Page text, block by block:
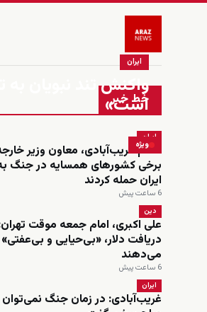
خط خبر
ویژه
ایران
واکنش تند نبویان به
است»
ایران
کاظم غریب‌آبادی، معاون وزیر
برخی کشورهای همسایه در جنگ
ایران حمله کردند
6 ساعت پیش
دین
علی اکبری، امام جمعه موقت تهران:
دریافت دلار، «بی‌حیایی و
می‌دهند
6 ساعت پیش
ایران
غریب‌آبادی: در زمان جنگ نمی‌توان